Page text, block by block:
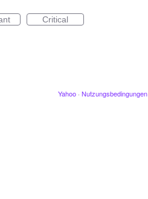
Critical
Yahoo · Nutzungsbedingungen